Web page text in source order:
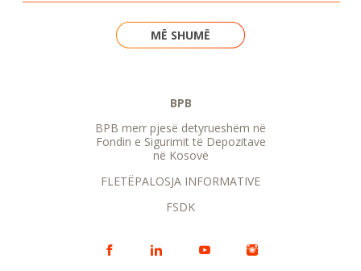
MË SHUMË
BPB
BPB merr pjesë detyrueshëm në
Fondin e Sigurimit të Depozitave
në Kosovë
FLETËPALOSJA INFORMATIVE
FSDK